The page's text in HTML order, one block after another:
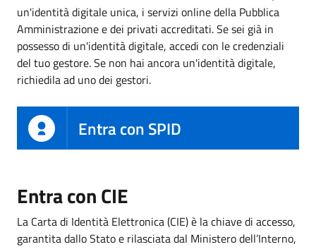
un'identità digitale unica, i servizi online della Pubblica
Amministrazione e dei privati accreditati. Se sei già in
possesso di un'identità digitale, accedi con le credenziali
del tuo gestore. Se non hai ancora un'identità digitale,
richiedila ad uno dei gestori.
Entra con SPID
Entra con CIE
La Carta di Identità Elettronica (CIE) è la chiave di accesso,
garantita dallo Stato e rilasciata dal Ministero dell’Interno,